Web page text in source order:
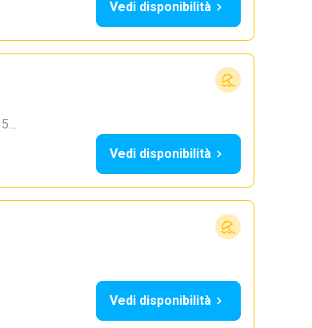
Vedi disponibilità
Vedi disponibilità
Vedi disponibilità